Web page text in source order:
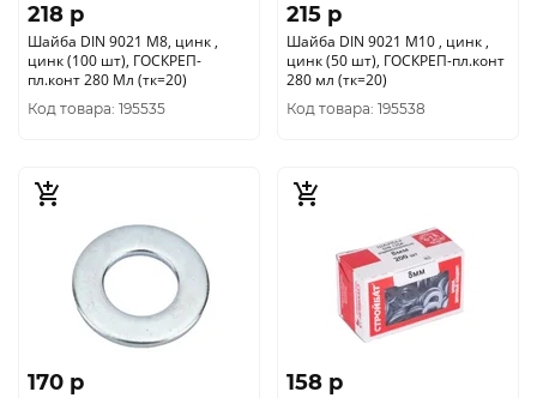
218 p
Шайба DIN 9021 М8, цинк ,
цинк (100 шт), ГОСКРЕП-
пл.конт 280 Мл (тк=20)
Код товара: 195535
215 p
Шайба DIN 9021 М10 , цинк ,
цинк (50 шт), ГОСКРЕП-пл.конт
280 мл (тк=20)
Код товара: 195538
170 p 158 p